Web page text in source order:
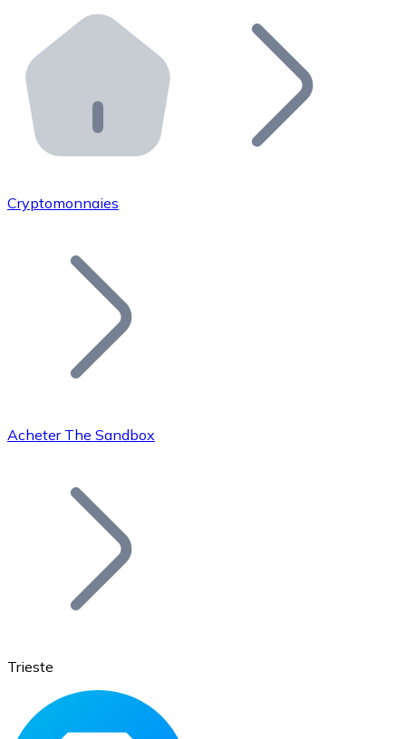
Distributeurs automatiques Bitnovo
Intégrez un ATM Bitnovo dans votre entreprise et
API Bitnovo
Intégrez notre API dans votre écosystème.
Rejoignez notre réseau de distributeurs et
Ajoutez le token de votre projet à notre service
Bitcoin
Cryptomonnaies
Acheter The Sandbox
Trieste